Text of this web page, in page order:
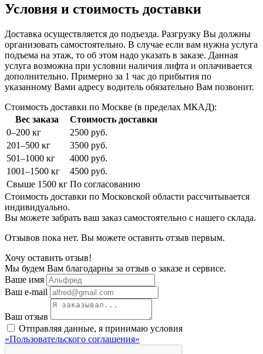
Условия и стоимость доставки
Доставка осуществляется до подъезда. Разгрузку Вы должны
организовать самостоятельно. В случае если вам нужна услуга
подъема на этаж, то об этом надо указать в заказе. Данная
услуга возможна при условии наличия лифта и оплачивается
дополнительно. Примерно за 1 час до прибытия по
указанному Вами адресу водитель обязательно Вам позвонит.
Стоимость доставки по Москве (в пределах МКАД):
Вес заказа
Стоимость доставки
0–200 кг
2500 руб.
201–500 кг
3500 руб.
501–1000 кг
4000 руб.
1001–1500 кг
4500 руб.
Свыше 1500 кг По согласованию
Стоимость доставки по Московской области рассчитывается
индивидуально.
Вы можете забрать ваш заказ самостоятельно с нашего склада.
Отзывов пока нет. Вы можете оставить отзыв первым.
Хочу оставить отзыв!
Мы будем Вам благодарны за отзыв о заказе и сервисе.
Ваше имя
Ваш e-mail
Ваш отзыв
Отправляя данные, я принимаю условия
«Пользовательского соглашения»